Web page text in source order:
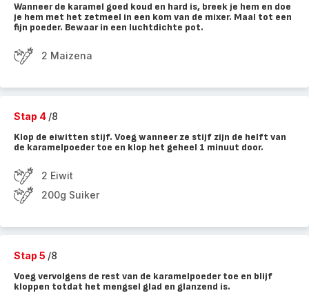
Wanneer de karamel goed koud en hard is, breek je hem en doe
je hem met het zetmeel in een kom van de mixer. Maal tot een
fijn poeder. Bewaar in een luchtdichte pot.
2 Maizena
Stap 4 /8
Klop de eiwitten stijf. Voeg wanneer ze stijf zijn de helft van
de karamelpoeder toe en klop het geheel 1 minuut door.
2 Eiwit
200g Suiker
Stap 5 /8
Voeg vervolgens de rest van de karamelpoeder toe en blijf
kloppen totdat het mengsel glad en glanzend is.